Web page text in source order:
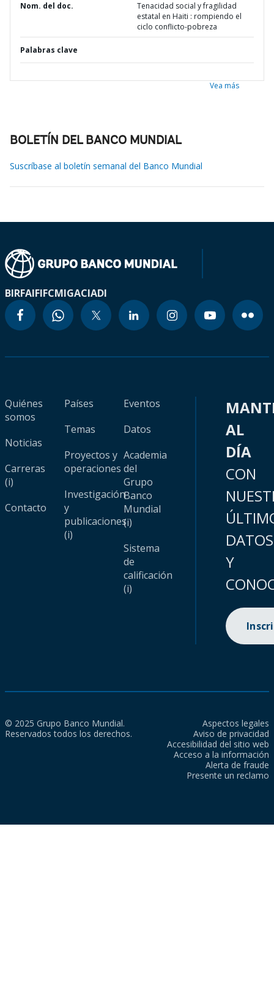
Nom. del doc.
Tenacidad social y fragilidad
estatal en Haiti : rompiendo el
ciclo conflicto-pobreza
Palabras clave
Vea más
BOLETÍN DEL BANCO MUNDIAL
Suscríbase al boletín semanal del Banco Mundial
BIRFAIFIFCMIGACIADI
Quiénes
somos
Noticias
Carreras
(i)
Contacto
Países
Temas
Proyectos y
operaciones
Investigación
y
publicaciones
(i)
Eventos
Datos
Academia
del
Grupo
Banco
Mundial
(i)
Sistema
de
calificación
(i)
AL
DÍA
CON
DATOS
Y
© 2025 Grupo Banco Mundial.
Reservados todos los derechos.
Aspectos legales
Aviso de privacidad
Accesibilidad del sitio web
Acceso a la información
Alerta de fraude
Presente un reclamo